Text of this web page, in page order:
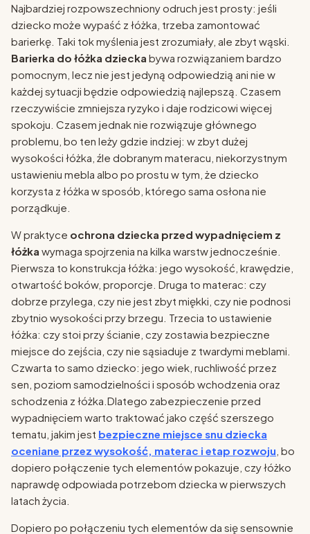
Najbardziej rozpowszechniony odruch jest prosty: jeśli
dziecko może wypaść z łóżka, trzeba zamontować
barierkę. Taki tok myślenia jest zrozumiały, ale zbyt wąski.
Barierka do łóżka dziecka bywa rozwiązaniem bardzo
pomocnym, lecz nie jest jedyną odpowiedzią ani nie w
każdej sytuacji będzie odpowiedzią najlepszą. Czasem
rzeczywiście zmniejsza ryzyko i daje rodzicowi więcej
spokoju. Czasem jednak nie rozwiązuje głównego
problemu, bo ten leży gdzie indziej: w zbyt dużej
wysokości łóżka, źle dobranym materacu, niekorzystnym
ustawieniu mebla albo po prostu w tym, że dziecko
korzysta z łóżka w sposób, którego sama osłona nie
porządkuje.
W praktyce ochrona dziecka przed wypadnięciem z
łóżka wymaga spojrzenia na kilka warstw jednocześnie.
Pierwsza to konstrukcja łóżka: jego wysokość, krawędzie,
otwartość boków, proporcje. Druga to materac: czy
dobrze przylega, czy nie jest zbyt miękki, czy nie podnosi
zbytnio wysokości przy brzegu. Trzecia to ustawienie
łóżka: czy stoi przy ścianie, czy zostawia bezpieczne
miejsce do zejścia, czy nie sąsiaduje z twardymi meblami.
Czwarta to samo dziecko: jego wiek, ruchliwość przez
sen, poziom samodzielności i sposób wchodzenia oraz
schodzenia z łóżka.Dlatego zabezpieczenie przed
wypadnięciem warto traktować jako część szerszego
tematu, jakim jest bezpieczne miejsce snu dziecka
oceniane przez wysokość, materac i etap rozwoju , bo
dopiero połączenie tych elementów pokazuje, czy łóżko
naprawdę odpowiada potrzebom dziecka w pierwszych
latach życia.
Dopiero po połączeniu tych elementów da się sensownie